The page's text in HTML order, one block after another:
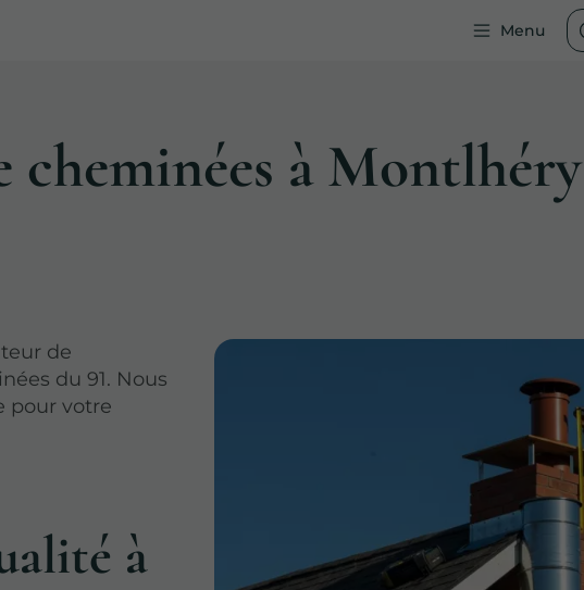
Menu
cheminées à Montlhéry
de
du 91. Nous
pour votre
à